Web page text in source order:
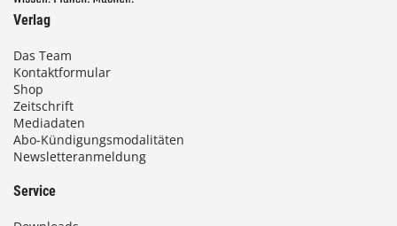
Verlag
Das Team
Kontaktformular
Shop
Zeitschrift
Mediadaten
Abo-Kündigungsmodalitäten
Newsletteranmeldung
Service